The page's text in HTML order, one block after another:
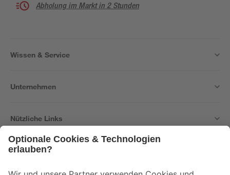
Abholung im Markt in 2 Stunden
Wissen & Service
Unternehmen
Nützliche Links
Der toom Newsletter: Keine Angebote und Aktionen mehr verpassen!